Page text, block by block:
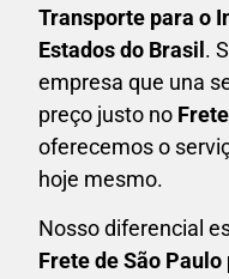
Transporte para o
Estados do Brasil .
empresa que una
preço justo no
oferecemos o
hoje mesmo.
Nosso diferencial
Frete de São